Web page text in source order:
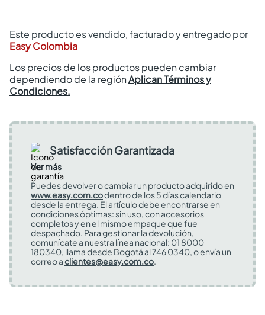
Este producto es vendido, facturado y entregado por
Easy Colombia
Los precios de los productos pueden cambiar
dependiendo de la regiónAplican Términos y
Condiciones.
Satisfacción Garantizada
Ver más
Puedes devolver o cambiar un producto adquirido en
www.easy.com.codentro de los 5 días calendario
desde la entrega. El artículo debe encontrarse en
condiciones óptimas: sin uso, con accesorios
completos y en el mismo empaque que fue
despachado. Para gestionar la devolución,
comunícate a nuestra línea nacional: 01 8000
180340, llama desde Bogotá al 746 0340, o envía un
correo aclientes@easy.com.co.